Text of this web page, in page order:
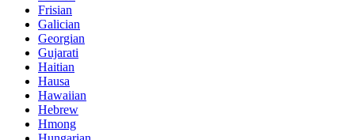
Frisian
Galician
Georgian
Gujarati
Haitian
Hausa
Hawaiian
Hebrew
Hmong